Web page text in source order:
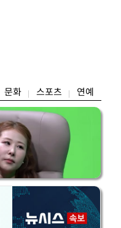
문화 스포츠 연예